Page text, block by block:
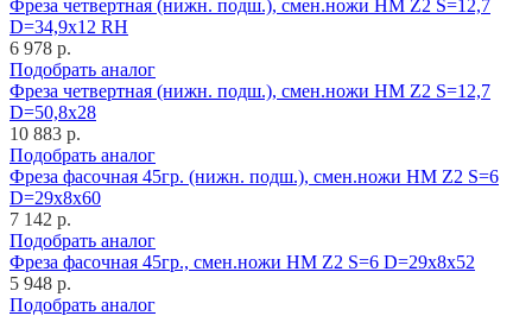
Фреза четвертная (нижн. подш.), смен.ножи HM Z2 S=12,7
D=34,9x12 RH
6 978 р.
Подобрать аналог
Фреза четвертная (нижн. подш.), смен.ножи HM Z2 S=12,7
D=50,8x28
10 883 р.
Подобрать аналог
Фреза фасочная 45гр. (нижн. подш.), смен.ножи HM Z2 S=6
D=29x8x60
7 142 р.
Подобрать аналог
Фреза фасочная 45гр., смен.ножи HM Z2 S=6 D=29x8x52
5 948 р.
Подобрать аналог